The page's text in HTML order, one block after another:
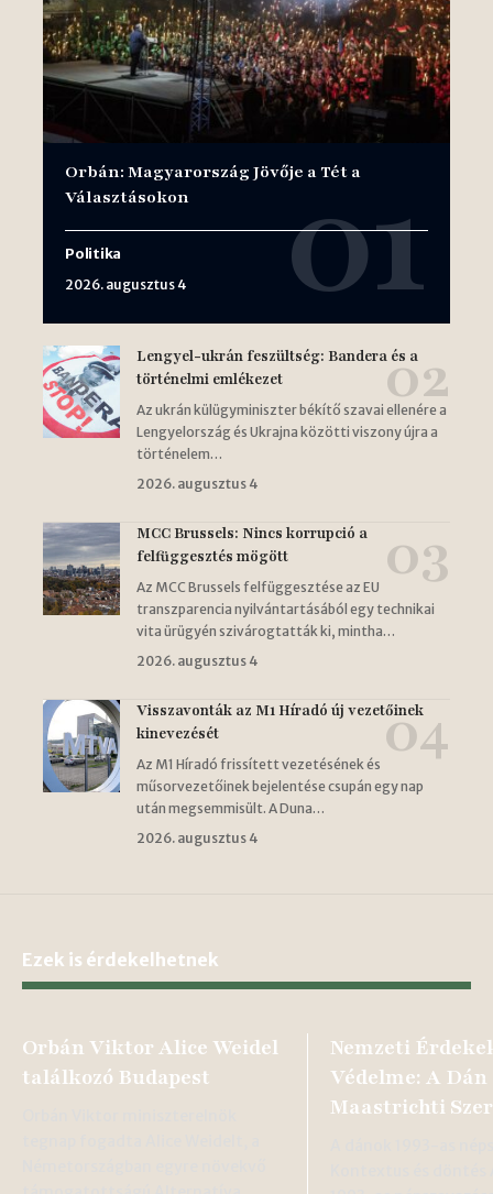
Orbán: Magyarország Jövője a Tét a
Választásokon
Politika
2026. augusztus 4
Lengyel-ukrán feszültség: Bandera és a
történelmi emlékezet
Az ukrán külügyminiszter békítő szavai ellenére a
Lengyelország és Ukrajna közötti viszony újra a
történelem…
2026. augusztus 4
MCC Brussels: Nincs korrupció a
felfüggesztés mögött
Az MCC Brussels felfüggesztése az EU
transzparencia nyilvántartásából egy technikai
vita ürügyén szivárogtatták ki, mintha…
2026. augusztus 4
Visszavonták az M1 Híradó új vezetőinek
kinevezését
Az M1 Híradó frissített vezetésének és
műsorvezetőinek bejelentése csupán egy nap
után megsemmisült. A Duna…
2026. augusztus 4
Ezek is érdekelhetnek
Orbán Viktor Alice Weidel
találkozó Budapest
Nemzeti
Védelme: A
Maastrichti